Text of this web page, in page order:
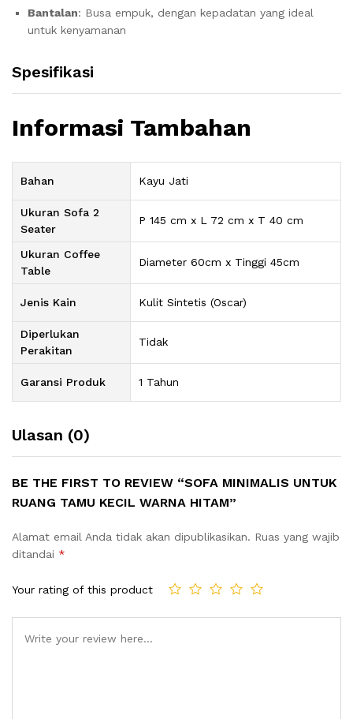
Bantalan: Busa empuk, dengan kepadatan yang ideal
untuk kenyamanan
Spesifikasi
Informasi Tambahan
Bahan Kayu Jati
Ukuran Sofa 2
Seater
P 145 cm x L 72 cm x T 40 cm
Ukuran Coffee
Table
Diameter 60cm x Tinggi 45cm
Jenis Kain Kulit Sintetis (Oscar)
Diperlukan
Perakitan
Tidak
Garansi Produk 1 Tahun
Ulasan (0)
BE THE FIRST TO REVIEW “SOFA MINIMALIS UNTUK
RUANG TAMU KECIL WARNA HITAM”
Alamat email Anda tidak akan dipublikasikan. Ruas yang wajib
ditandai *
Your rating of this product